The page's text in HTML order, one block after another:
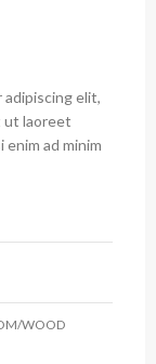
elit,
ut laoreet
ad minim
WOOD